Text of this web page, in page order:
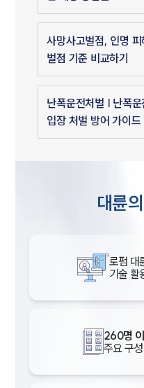
사망사고벌점, 인명
벌점 기준 비교하기
난폭운전처벌 | 난폭
입장 처벌 방어 가이드
대륜
로펌 대
기술 활
260명
주요 구